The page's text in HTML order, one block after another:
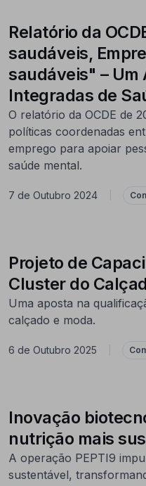
Relatório da
saudáveis,
saudáveis" – Um
Integradas de
O relatório da OCDE de
políticas coordenadas
emprego para apoiar
saúde mental.
7 de Outubro 2024
Projeto de
Cluster do
Uma aposta na
calçado e moda.
6 de Outubro 2025
Inovação
nutrição mais
A operação PEPTI9
sustentável,